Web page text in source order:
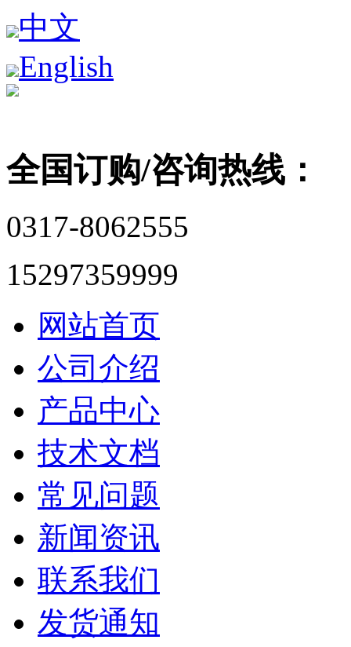
中文
English
全国订购/咨询热线：
0317-8062555
15297359999
网站首页
公司介绍
产品中心
技术文档
常见问题
新闻资讯
联系我们
发货通知